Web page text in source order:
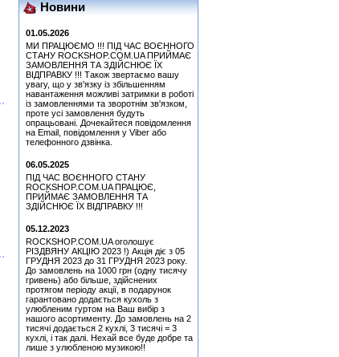
Медіатор Uriah Heep - Phil
Колекційний
Медіатор Uriah Heep - Phil
Lanzon (Філ Лансон)
(Green) Колекційний
Медіатор Uriah Heep - Phil
Lanzon (Філ Лансон)
(Yellow) Колекційний
Медіатор Burning Dwarf
Attack Mr. Fastfinge Mika
Tyyska (Міка Тійскя)
Медіатор Uriah Heep - Phil
Lanzon (Філ Лансон) (Blue)
Колекційний
Медіатор Attack Mr.
Fastfinge Mika Tyyska
(Міка Тійскя)
Медіатор Jyrki
Медіатор Uriah Heep - Phil
Lanzon (Філ Лансон)
(Green) Колекційний
Медіатор Uriah Heep - Phil
Новини
01.05.2026
МИ ПРАЦЮЄМО !!! ПІД ЧАС ВОЄННОГО
СТАНУ ROCKSHOP.COM.UA ПРИЙМАЄ
ЗАМОВЛЕННЯ ТА ЗДІЙСНЮЄ ЇХ
ВІДПРАВКУ !!! Також звертаємо вашу
увагу, що у зв'язку із збільшенням
навантаження можливі затримки в роботі
із замовленнями та зворотнім зв'язком,
проте усі замовлення будуть
опрацьовані. Дочекайтеся повідомлення
на Email, повідомлення у Viber або
телефонного дзвінка.
06.05.2025
ПІД ЧАС ВОЄННОГО СТАНУ
ROCKSHOP.COM.UA ПРАЦЮЄ,
ПРИЙМАЄ ЗАМОВЛЕННЯ ТА
ЗДІЙСНЮЄ ЇХ ВІДПРАВКУ !!!
05.12.2023
ROCKSHOP.COM.UA оголошує
РІЗДВЯНУ АКЦІЮ 2023 !) Акція діє з 05
ГРУДНЯ 2023 до 31 ГРУДНЯ 2023 року.
До замовлень на 1000 грн (одну тисячу
гривень) або більше, здійснених
протягом періоду акції, в подарунок
гарантовано додається кухоль з
улюбленим гуртом на Ваш вибір з
нашого асортименту. До замовлень на 2
тисячі додається 2 кухлі, 3 тисячі = 3
кухлі, і так далі. Нехай все буде добре та
лише з улюбленою музикою!!